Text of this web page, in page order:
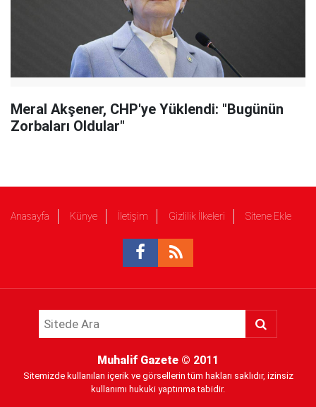
Meral Akşener, CHP'ye Yüklendi: "Bugünün
Zorbaları Oldular"
Anasayfa Künye İletişim Gizlilik İlkeleri Sitene Ekle
Muhalif Gazete © 2011
Sitemizde kullanılan içerik ve görsellerin tüm hakları saklıdır, izinsiz
kullanımı hukuki yaptırıma tabidir.